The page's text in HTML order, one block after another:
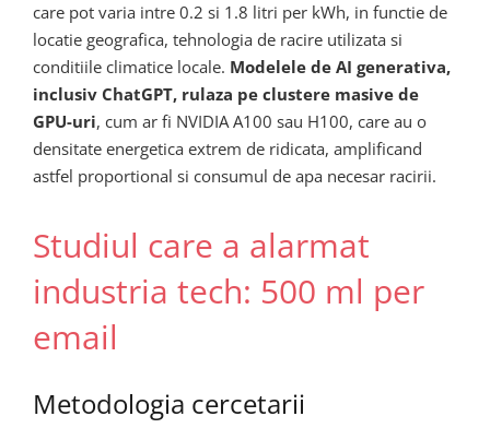
care pot varia intre 0.2 si 1.8 litri per kWh, in functie de
locatie geografica, tehnologia de racire utilizata si
conditiile climatice locale. Modelele de AI generativa,
inclusiv ChatGPT, rulaza pe clustere masive de
GPU-uri, cum ar fi NVIDIA A100 sau H100, care au o
densitate energetica extrem de ridicata, amplificand
astfel proportional si consumul de apa necesar racirii.
Studiul care a alarmat
industria tech: 500 ml per
email
Metodologia cercetarii